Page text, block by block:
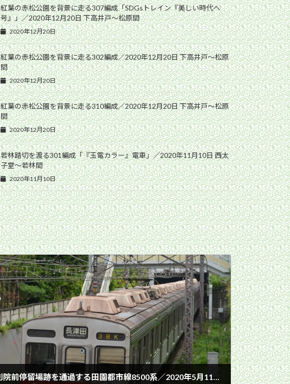
紅葉の赤松公園を背景に走る307編成「SDGsトレイン『美しい時代へ
号』」／2020年12月20日 下高井戸〜松原間
2020年12月20日
紅葉の赤松公園を背景に走る302編成／2020年12月20日 下高井戸〜松原
間
2020年12月20日
紅葉の赤松公園を背景に走る310編成／2020年12月20日 下高井戸〜松原
間
2020年12月20日
若林踏切を渡る301編成「『玉電カラー』電車」／2020年11月10日 西太
子堂〜若林間
2020年11月10日
身延山別院前停留場跡を通過する田園都市線8500系／2020年5月11日 用賀〜二子玉川間